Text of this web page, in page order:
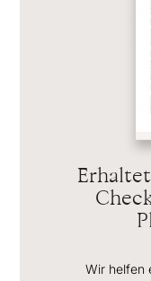
Wir helfen